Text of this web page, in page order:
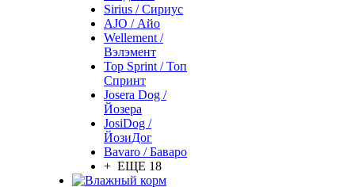
Sirius / Сириус
AJO / Айо
Wellement /
Вэлэмент
Top Sprint / Топ
Спринт
Josera Dog /
Йозера
JosiDog /
ЙозиДог
Bavaro / Баваро
+ ЕЩЕ 18